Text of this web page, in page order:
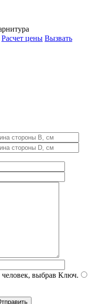
Расчет цены Вызвать
выбрав Ключ.